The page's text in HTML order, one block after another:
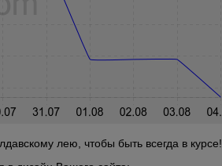
лею, чтобы быть всегда в курсе!